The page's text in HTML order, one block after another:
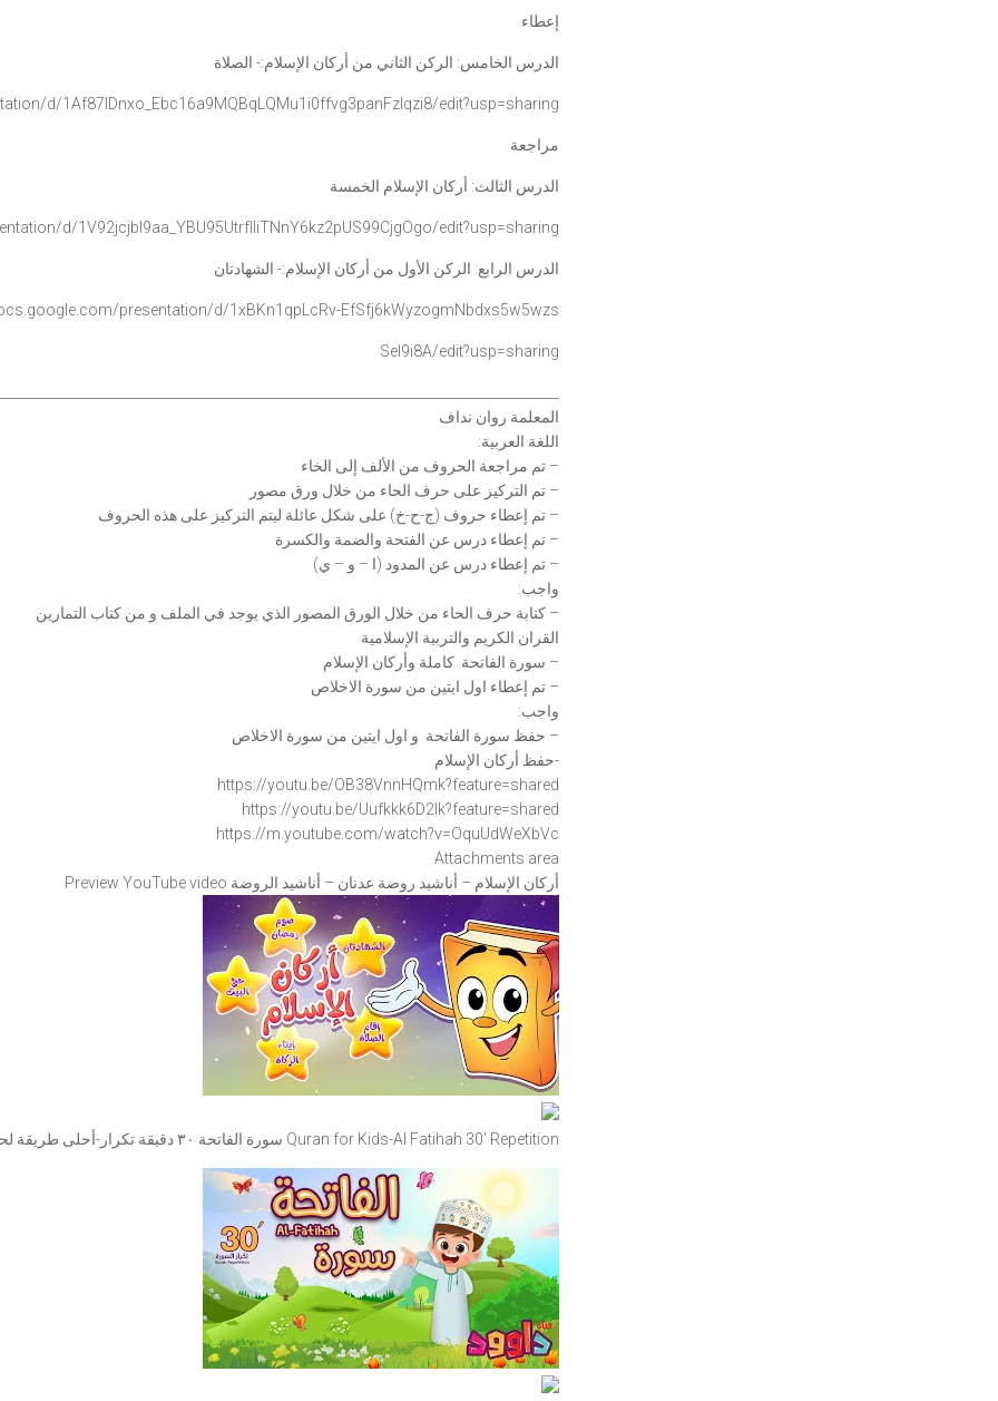
إعطاء
الدرس الخامس: الركن الثاني من أركان الإسلام:- الصلاة
d/1Af87IDnxo_ Ebc16a9MQBqLQMu1i0ffvg3panFzlqzi8/edit?usp=sharing
مراجعة
الدرس الثالث: أركان الإسلام الخمسة
d/1V92jcjbI9aa_ YBU95UtrfIliTNnY6kz2pUS99CjgOgo/edit?usp=sharing
الدرس الرابع: الركن الأول من أركان الإسلام:- الشهادتان
presentation/d/1xBKn1qpLcRv-EfSfj6kWyzogmNbdxs5w5wzs
SeI9i8A/edit?usp=sharing
المعلمة روان نداف
اللغة العربية:
– تم مراجعة الحروف من الألف إلى الخاء
– تم التركيز على حرف الحاء من خلال ورق مصور
– ⁠تم إعطاء حروف (ج-ح-خ) على شكل عائلة ليتم التركيز على هذه الحروف
– ⁠تم إعطاء درس عن الفتحة والضمة والكسرة⁠
– ⁠تم إعطاء درس عن المدود (ا – و – ي)
واجب:
– كتابة حرف الحاء من خلال الورق المصور الذي يوجد في الملف و من كتاب التمارين
القران الكريم والتربية الإسلامية
– سورة الفاتحة كاملة وأركان الإسلام
– ⁠تم إعطاء اول ايتين من سورة الاخلاص
واجب:
– حفظ سورة الفاتحة و اول ايتين من سورة الاخلاص
-حفظ أركان الإسلام
https://youtu.be/OB38VnnHQmk?feature=shared
https://youtu.be/Uufkkk6D2lk?feature=shared
https://m.youtube.com/watch?v=OquUdWeXbVc
Attachments area
Preview YouTube video أركان الإسلام – أناشيد روضة عدنان – أناشيد الروضة
Preview YouTube video سورة الفاتحة ٣٠ دقيقة تكرار-أحلى طريقة لحفظ القرآن للأطفال Quran for Kids-Al Fatihah 30′ Repetition